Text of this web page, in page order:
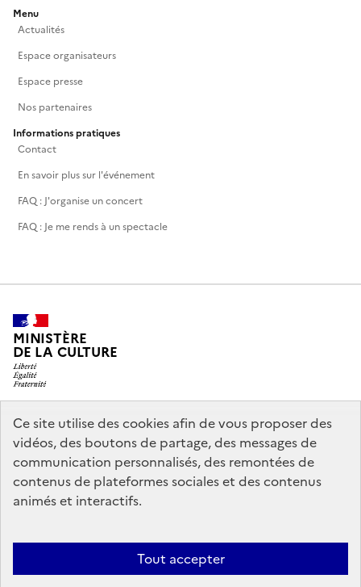
Ce site utilise des cookies afin de vous proposer des
vidéos, des boutons de partage, des messages de
communication personnalisés, des remontées de
contenus de plateformes sociales et des contenus
animés et interactifs.
Tout accepter
Menu
Actualités
Espace organisateurs
Espace presse
Nos partenaires
Informations pratiques
Contact
En savoir plus sur l'événement
FAQ : J'organise un concert
FAQ : Je me rends à un spectacle
MINISTÈRE
DE LA CULTURE
legifrance.gouv.fr
info.gouv.fr
service-public.gouv.fr
data.gouv.fr
Accessibilité : partiellement conforme
Politique générale de
Mentions légales